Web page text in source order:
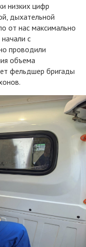
низких цифр
дыхательной
от нас максимально
с
проводили
объема
фельдшер бригады